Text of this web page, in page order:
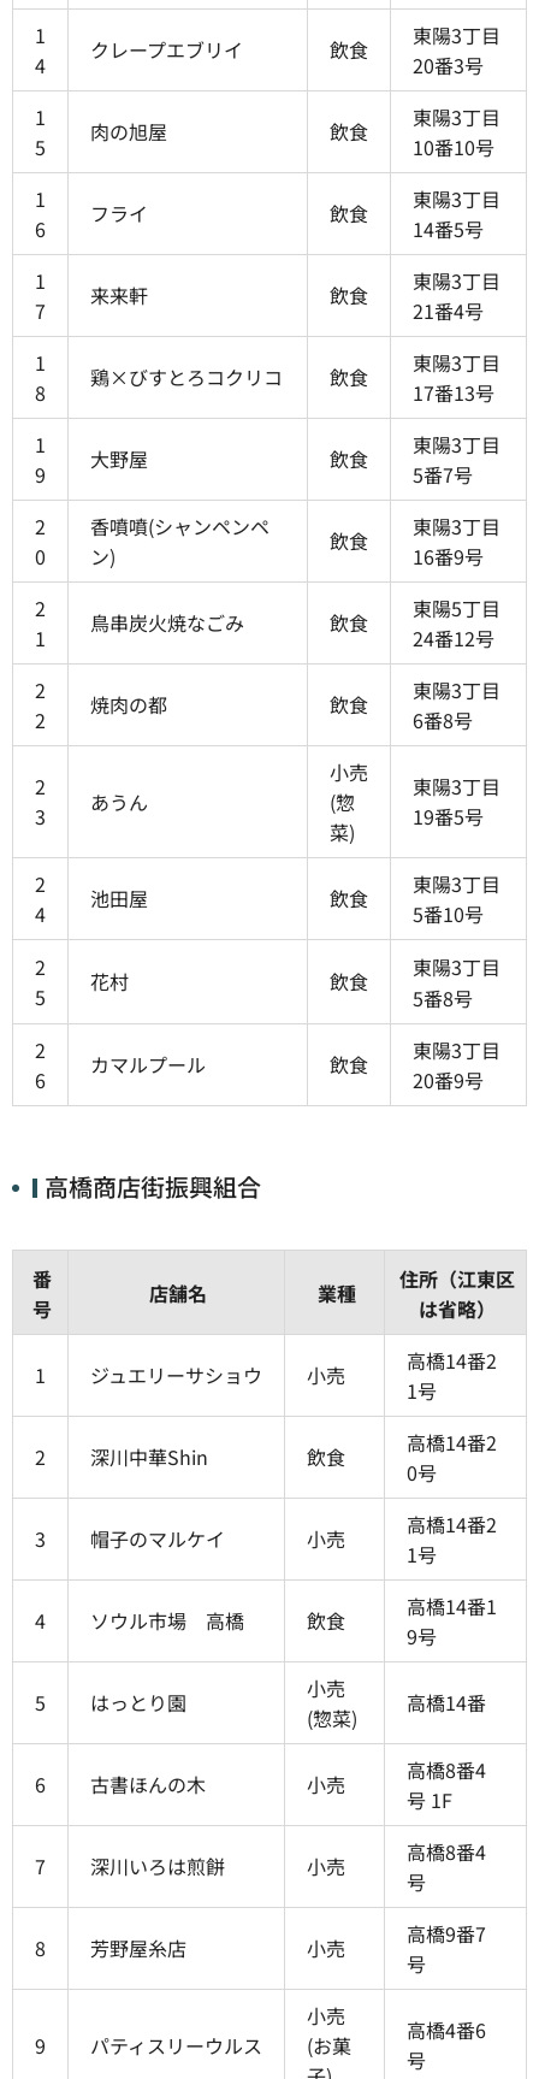
1
4
クレープエブリイ 飲食
東陽3丁目
20番3号
1
5
肉の旭屋 飲食
東陽3丁目
10番10号
1
6
フライ 飲食
東陽3丁目
14番5号
1
7
来来軒 飲食
東陽3丁目
21番4号
1
8
鶏×びすとろコクリコ 飲食
東陽3丁目
17番13号
1
9
大野屋 飲食
東陽3丁目
5番7号
2
0
香噴噴(シャンペンペ
ン)
飲食
東陽3丁目
16番9号
2
1
鳥串炭火焼なごみ 飲食
東陽5丁目
24番12号
2
2
焼肉の都 飲食
東陽3丁目
6番8号
2
3
あうん
小売
(惣
菜)
東陽3丁目
19番5号
2
4
池田屋 飲食
東陽3丁目
5番10号
2
5
花村 飲食
東陽3丁目
5番8号
2
6
カマルプール 飲食
東陽3丁目
20番9号
高橋商店街振興組合
番
号
店舗名 業種
住所（江東区
は省略）
1 ジュエリーサショウ 小売
高橋14番2
1号
2 深川中華Shin 飲食
高橋14番2
0号
3 帽子のマルケイ 小売
高橋14番2
1号
4 ソウル市場 高橋 飲食
高橋14番1
9号
5 はっとり園
小売
(惣菜)
高橋14番
6 古書ほんの木 小売
高橋8番4
号 1F
7 深川いろは煎餅 小売
高橋8番4
号
8 芳野屋糸店 小売
高橋9番7
号
9 パティスリーウルス
小売
(お菓
高橋4番6
号